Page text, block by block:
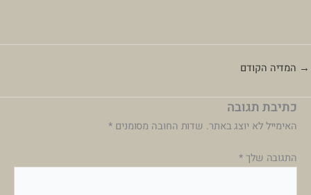
→ המדיה הקודם
כתיבת תגובה
האימייל לא יוצג באתר. שדות החובה מסומנים *
התגובה שלך*